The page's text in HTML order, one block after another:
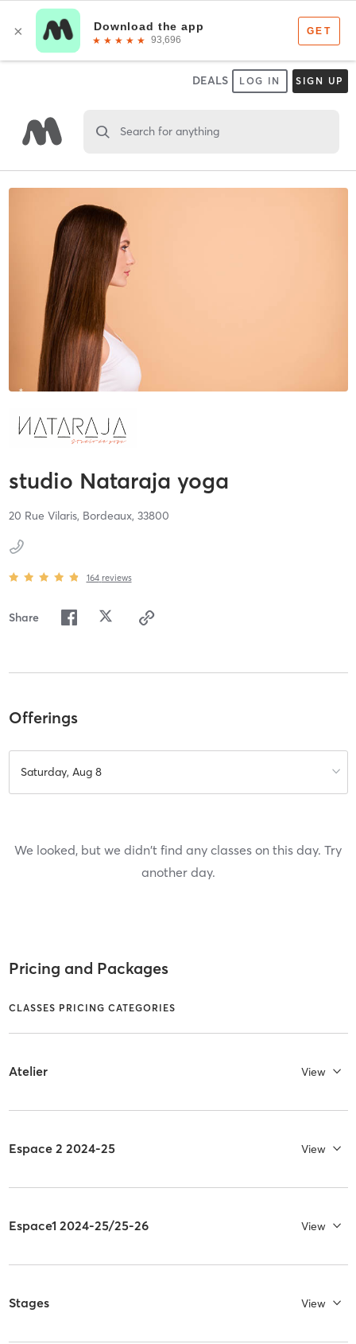
DEALS LOG IN SIGN UP
Search for anything
studio Nataraja yoga
20 Rue Vilaris, Bordeaux, 33800
164 reviews
Share
Offerings
Saturday, Aug 8
We looked, but we didn't find any classes on this day. Try
another day.
Pricing and Packages
CLASSES PRICING CATEGORIES
Atelier View
Espace 2 2024-25 View
Espace1 2024-25/25-26 View
Stages View